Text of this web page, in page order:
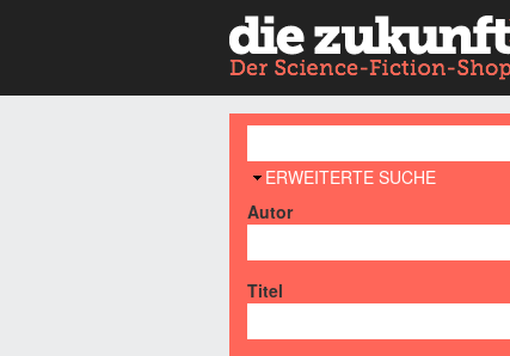
AUSBLENDEN
ERWEITERTE SUCHE
Autor
Titel